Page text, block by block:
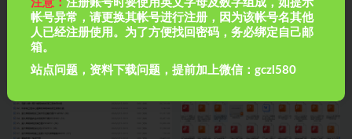
房建全套归档资料（扫描件）共
测文件 2.2册
房建全套归档资料（扫描件）共
测文件 1.2册
注意：注册账号时要使用英文字母及数字组成，如提示
帐号异常，请更换其帐号进行注册，因为该帐号名其他
人已经注册使用。为了方便找回密码，务必绑定自己邮
箱。
站点问题，资料下载问题，提前加上微信：gczl580